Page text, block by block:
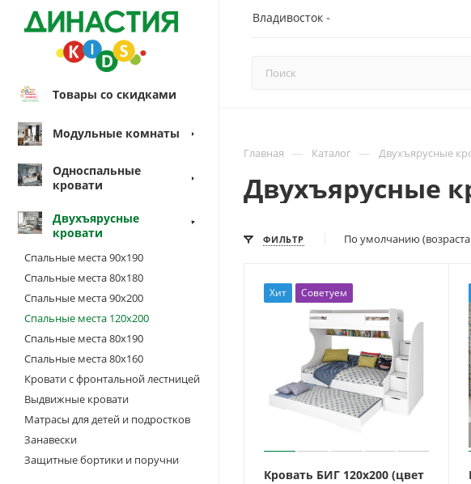
Владивосток
Товары со скидками
Модульные комнаты
Односпальные
кровати
Двухъярусные
кровати
Спальные места 90х190
Спальные места 80х180
Спальные места 90х200
Спальные места 120х200
Спальные места 80х190
Спальные места 80х160
Кровати с фронтальной лестницей
Выдвижные кровати
Матрасы для детей и подростков
Занавески
Защитные бортики и поручни
Главная — Каталог — Двухъярусные
Двухъярусные
ФИЛЬТР По умолчанию
Хит Советуем
Кровать БИГ 120х200 (цвет